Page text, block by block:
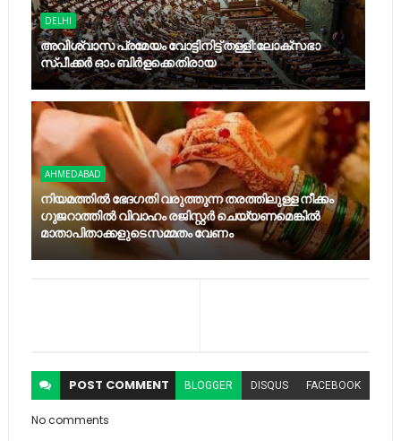
DELHI
അവിശ്വാസ പ്രമേയം വോട്ടിനിട്ട് തള്ളി:ലോക്സഭാ
സ്പീക്കർ ഓം ബിർളക്കെതിരായ
AHMEDABAD
നിയമത്തിൽ ഭേദഗതി വരുത്തുന്ന തരത്തിലുള്ള നീക്കം
ഗുജറാത്തിൽ വിവാഹം രജിസ്റ്റർ ചെയ്യണമെങ്കിൽ
മാതാപിതാക്കളുടെ സമ്മതം വേണം
POST COMMENT BLOGGER DISQUS FACEBOOK
No comments